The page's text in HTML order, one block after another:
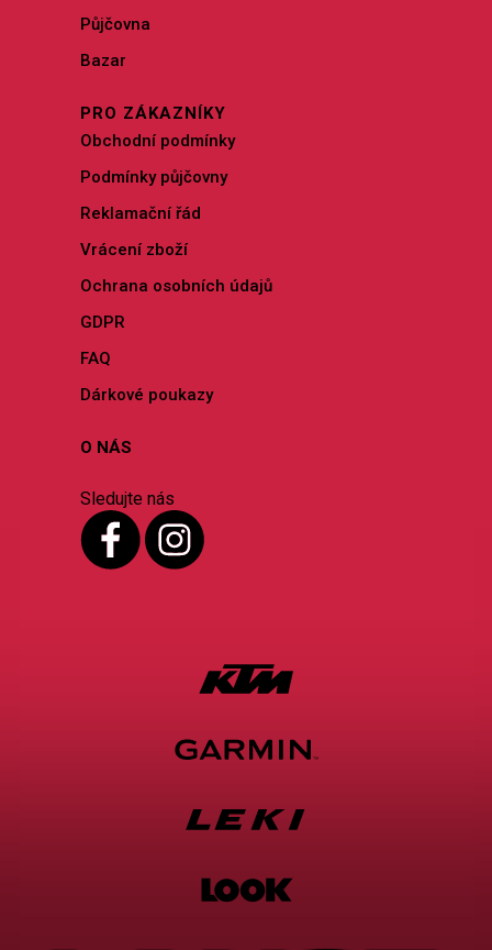
Půjčovna
Bazar
PRO ZÁKAZNÍKY
Obchodní podmínky
Podmínky půjčovny
Reklamační řád
Vrácení zboží
Ochrana osobních údajů
GDPR
FAQ
Dárkové poukazy
O NÁS
Sledujte nás